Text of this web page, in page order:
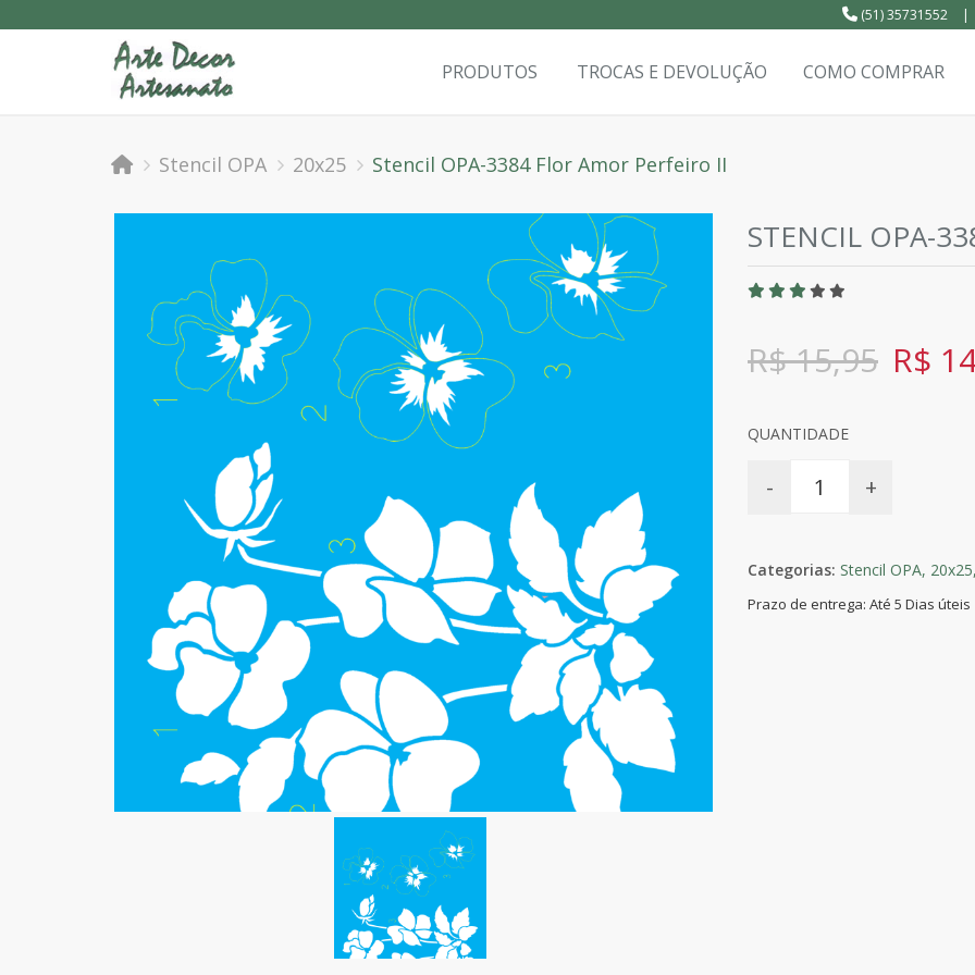
(51) 35731552 |
PRODUTOS TROCAS E DEVOLUÇÃO COMO COMPRAR
Stencil OPA 20x25 Stencil OPA-3384 Flor Amor Perfeiro II
STENCIL OPA-
R$ 15,95 R$
QUANTIDADE
- +
Categorias: Stencil OPA,
Prazo de entrega: Até 5 Dias úteis